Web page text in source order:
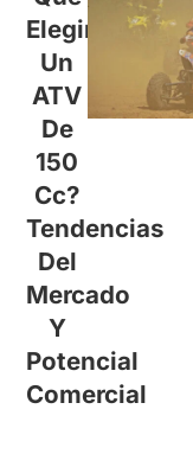
Elegir
Un
ATV
De
150
Cc?
Tendencias
Del
Mercado
Y
Potencial
Comercial